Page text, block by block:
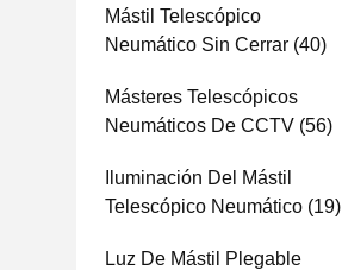
Mástil Telescópico
Neumático Sin Cerrar (40)
Másteres Telescópicos
Neumáticos De CCTV (56)
Iluminación Del Mástil
Telescópico Neumático (19)
Luz De Mástil Plegable